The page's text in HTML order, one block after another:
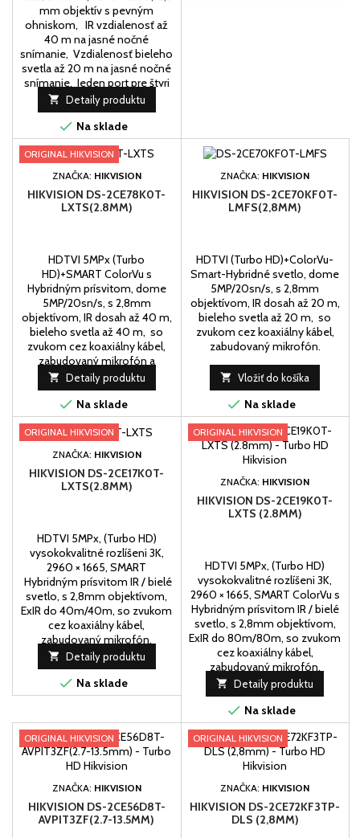
mm objektív s pevným
ohniskom, IR vzdialenosť až
40 m na jasné nočné
snímanie, Vzdialenosť bieleho
svetla až 20 m na jasné nočné
snímanie, Jeden port pre štyri
prepínateľné signály
(TVI/AHD/CVI/CVBS, Odolný
voči vode a prachu (IP67),
Smart-Hybridné svetlo,
optimalizujte svoju,...
 Detaily produktu
 Na sklade
ORIGINAL HIKVISION
ZNAČKA: HIKVISION
HIKVISION DS-2CE78K0T-
LXTS(2.8MM)
HDTVI 5MPx (Turbo
HD)+SMART ColorVu s
Hybridným prísvitom, dome
5MP/20sn/s, s 2,8mm
objektívom, IR dosah až 40 m,
bieleho svetla až 40 m, so
zvukom cez koaxiálny kábel,
zabudovaný mikrofón a
reprodutor.
 Detaily produktu
 Na sklade
ZNAČKA: HIKVISION
HIKVISION DS-2CE70KF0T-
LMFS(2,8MM)
HDTVI (Turbo HD)+ColorVu-
Smart-Hybridné svetlo, dome
5MP/20sn/s, s 2,8mm
objektívom, IR dosah až 20 m,
bieleho svetla až 20 m, so
zvukom cez koaxiálny kábel,
zabudovaný mikrofón.
 Vložiť do košíka
 Na sklade
ORIGINAL HIKVISION
ZNAČKA: HIKVISION
HIKVISION DS-2CE17K0T-
LXTS(2.8MM)
HDTVI 5MPx, (Turbo HD)
vysokokvalitné rozlíšeni 3K,
2960 × 1665, SMART
Hybridným prísvitom IR / bielé
svetlo, s 2,8mm objektívom,
ExIR do 40m/40m, so zvukom
cez koaxiálny kábel,
zabudovaný mikrofón.
 Detaily produktu
 Na sklade
ORIGINAL HIKVISION
ZNAČKA: HIKVISION
HIKVISION DS-2CE19K0T-
LXTS (2.8MM)
HDTVI 5MPx, (Turbo HD)
vysokokvalitné rozlíšeni 3K,
2960 × 1665, SMART ColorVu s
Hybridným prísvitom IR / bielé
svetlo, s 2,8mm objektívom,
ExIR do 80m/80m, so zvukom
cez koaxiálny kábel,
zabudovaný mikrofón.
 Detaily produktu
 Na sklade
ORIGINAL HIKVISION
ZNAČKA: HIKVISION
HIKVISION DS-2CE56D8T-
AVPIT3ZF(2.7-13.5MM)
ORIGINAL HIKVISION
ZNAČKA: HIKVISION
HIKVISION DS-2CE72KF3TP-
DLS (2,8MM)